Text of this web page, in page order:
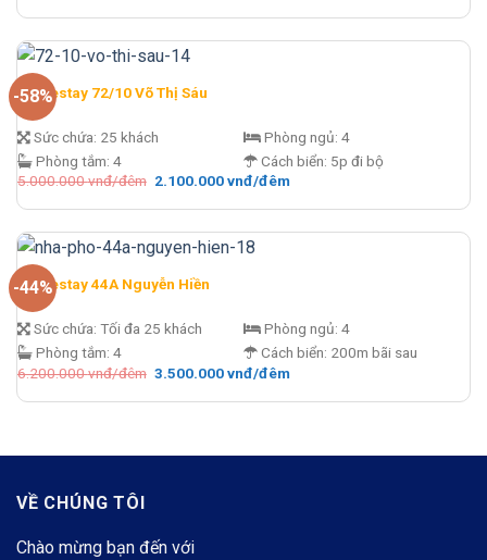
là:
đêm.
tại
2.000.000 vnđ/
-58%
Homestay 72/10 Võ Thị Sáu
Sức chứa: 25 khách
Phòng tắm: 4
Phòng ngủ: 4
Cách biển: 5p đi bộ
5.000.000vnđ/đêm Giá
là:
đêm.
2.100.000vnđ/đêmGiá
tại
2.100.000 vnđ/
-44%
Homestay 44A Nguyễn Hiền
Sức chứa: Tối đa 25 khách
Phòng tắm: 4
Phòng ngủ: 4
Cách biển: 200m bãi sau
6.200.000vnđ/đêm Giá
là:
3.500.000vnđ/đêmGiá
tại
VỀ CHÚNG TÔI
Chào mừng bạn đến với